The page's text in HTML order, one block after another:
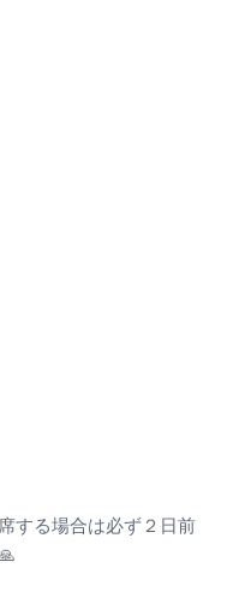
する場合は必ず２日前